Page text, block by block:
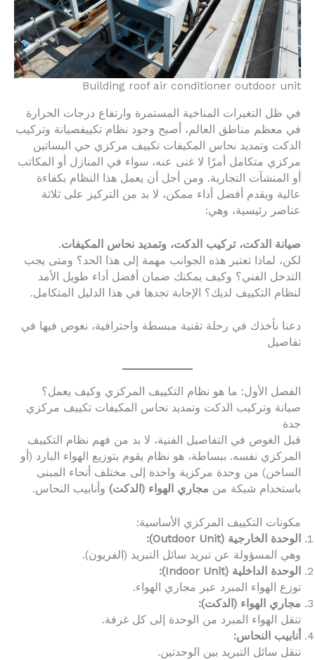
Building roof air conditioner outdoor unit
في ظل التغيرات المناخية المستمرة وارتفاع درجات الحرارة
في معظم مناطق العالم، أصبح وجود نظام تكييفصيانة وتركيب
الدكت وتمديد نحاس المكيفات تكييف مركزي حي البساتين
مركزي متكامل أمرًا لا غنى عنه، سواء في المنازل أو المكاتب
أو المنشآت التجارية. ومن أجل أن يعمل هذا النظام بكفاءة
عالية ويقدم أفضل أداء ممكن، لا بد من التركيز على ثلاثة
عناصر رئيسية، وهي:
صيانة الدكت، تركيب الدكت، وتمديد نحاس المكيفات.
لكن، لماذا تعتبر هذه الجوانب مهمة إلى هذا الحد؟ ومتى يجب
التدخل الفني؟ وكيف يمكنك ضمان أفضل أداء طويل الأمد
لنظام التكييف لديك؟ الإجابة تجدها في هذا الدليل المتكامل.
دعنا نأخذك في رحلة تقنية مبسطة واحترافية، نغوص فيها في
تفاصيل
الفصل الأول: ما هو نظام التكييف المركزي وكيف يعمل؟
صيانة وتركيب الدكت وتمديد نحاس المكيفات تكييف مركزي
جدة
قبل الغوص في التفاصيل الفنية، لا بد من فهم نظام التكييف
المركزي نفسه. ببساطة، هو نظام يقوم بتوزيع الهواء البارد (أو
الساخن) من وحدة مركزية واحدة إلى مختلف أنحاء المبنى
باستخدام شبكة من مجاري الهواء (الدكت) وأنابيب النحاس.
مكونات التكييف المركزي الأساسية:
الوحدة الخارجية (Outdoor Unit):
وهي المسؤولة عن تبريد سائل التبريد (الفريون).
الوحدة الداخلية (Indoor Unit):
توزع الهواء المبرد عبر مجاري الهواء.
مجاري الهواء (الدكت):
تنقل الهواء المبرد من الوحدة إلى كل غرفة.
أنابيب النحاس:
تنقل سائل التبريد بين الوحدتين.